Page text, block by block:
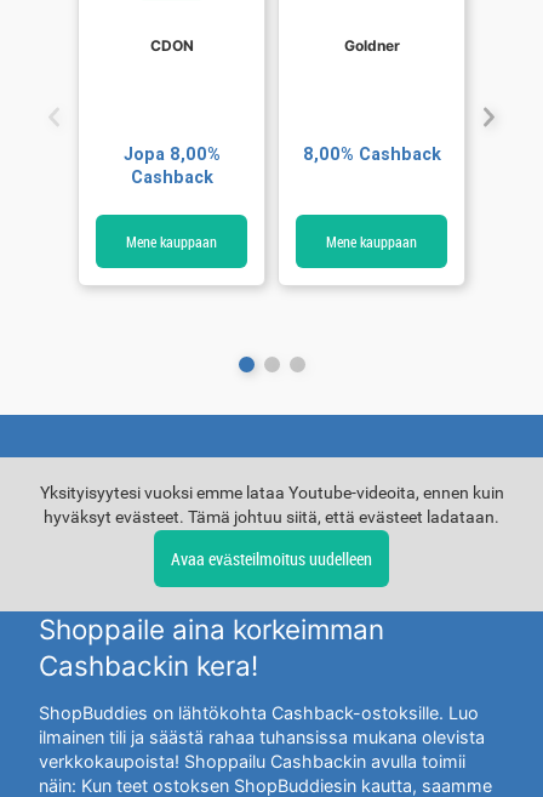
CDON
Jopa 8,00%
Cashback
Mene kauppaan
Goldner
8,00% Cashback
Mene kauppaan
Yksityisyytesi vuoksi emme lataa Youtube-videoita, ennen kuin
hyväksyt evästeet. Tämä johtuu siitä, että evästeet ladataan.
Avaa evästeilmoitus uudelleen
Shoppaile aina korkeimman
Cashbackin kera!
ShopBuddies on lähtökohta Cashback-ostoksille. Luo
ilmainen tili ja säästä rahaa tuhansissa mukana olevista
verkkokaupoista! Shoppailu Cashbackin avulla toimii
näin: Kun teet ostoksen ShopBuddiesin kautta, saamme